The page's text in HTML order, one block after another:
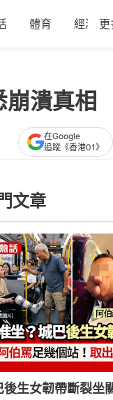
體育 經濟 更
崩潰真
在Google
追蹤《香港01》
文章
後生女韌帶斷裂坐